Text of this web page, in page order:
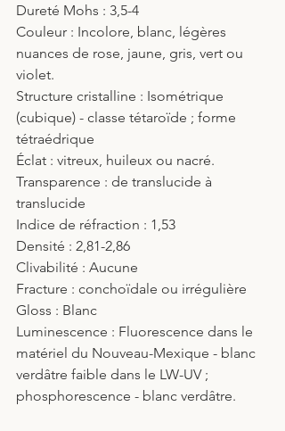
Dureté Mohs : 3,5-4
Couleur : Incolore, blanc, légères
nuances de rose, jaune, gris, vert ou
violet.
Structure cristalline : Isométrique
(cubique) - classe tétaroïde ; forme
tétraédrique
Éclat : vitreux, huileux ou nacré.
Transparence : de translucide à
translucide
Indice de réfraction : 1,53
Densité : 2,81-2,86
Clivabilité : Aucune
Fracture : conchoïdale ou irrégulière
Gloss : Blanc
Luminescence : Fluorescence dans le
matériel du Nouveau-Mexique - blanc
verdâtre faible dans le LW-UV ;
phosphorescence - blanc verdâtre.